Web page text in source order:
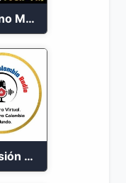
Oxígeno Medellín 90.9 FM en vivo
Expresión Colombia Radio en vivo 24/7